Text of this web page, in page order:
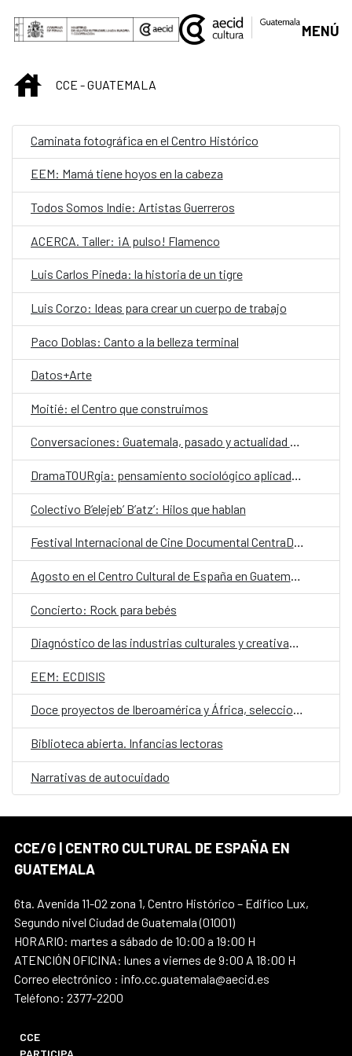
Saltar al contenido principal
MENÚ
INICIOCCE - GUATEMALA
Caminata fotográfica en el Centro Histórico
EEM: Mamá tiene hoyos en la cabeza
Todos Somos Indie: Artistas Guerreros
ACERCA. Taller: ¡A pulso! Flamenco
Luis Carlos Pineda: la historia de un tigre
Luis Corzo: Ideas para crear un cuerpo de trabajo
Paco Doblas: Canto a la belleza terminal
Datos+Arte
Moitié: el Centro que construimos
Conversaciones: Guatemala, pasado y actualidad en el valle de La Ermita
DramaTOURgia: pensamiento sociológico aplicado a la creación escénica
Colectivo B’elejeb’ B’atz’: Hilos que hablan
Festival Internacional de Cine Documental CentraDoc
Agosto en el Centro Cultural de España en Guatemala
Concierto: Rock para bebés
Diagnóstico de las industrias culturales y creativas en Guatemala
EEM: ECDISIS
Doce proyectos de Iberoamérica y África, seleccionados en la convocatoria E·CO/26: Sobre el tiempo
Biblioteca abierta. Infancias lectoras
Narrativas de autocuidado
CCE/G | CENTRO CULTURAL DE ESPAÑA EN
GUATEMALA
6ta. Avenida 11-02 zona 1, Centro Histórico – Edifico Lux,
Segundo nivel Ciudad de Guatemala (01001)
HORARIO: martes a sábado de 10:00 a 19:00 H
ATENCIÓN OFICINA: lunes a viernes de 9:00 A 18:00 H
Correo electrónico : info.cc.guatemala@aecid.es
Teléfono: 2377-2200
CCE